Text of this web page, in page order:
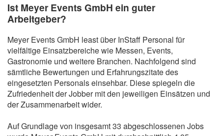
Ist Meyer Events GmbH ein guter
Arbeitgeber?
Meyer Events GmbH least über InStaff Personal für
vielfältige Einsatzbereiche wie Messen, Events,
Gastronomie und weitere Branchen. Nachfolgend sind
sämtliche Bewertungen und Erfahrungszitate des
eingesetzten Personals einsehbar. Diese spiegeln die
Zufriedenheit der Jobber mit den jeweiligen Einsätzen und
der Zusammenarbeit wider.
Auf Grundlage von insgesamt 33 abgeschlossenen Jobs